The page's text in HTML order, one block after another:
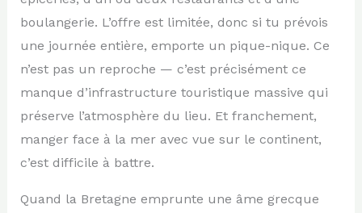
boulangerie. L’offre est limitée, donc si tu prévois
une journée entière, emporte un pique-nique. Ce
n’est pas un reproche — c’est précisément ce
manque d’infrastructure touristique massive qui
préserve l’atmosphère du lieu. Et franchement,
manger face à la mer avec vue sur le continent,
c’est difficile à battre.
Quand la Bretagne emprunte une âme grecque